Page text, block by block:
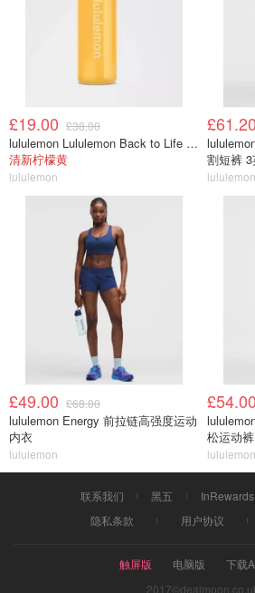
£19.00 £38.00
lululemon Lululemon Back to Life 运动水瓶 24oz 吸管盖
清新柠檬黄
lululemon
£61.20
割短裤
lululemon
£49.00 £68.00
lululemon Energy 前拉链高强度运动
内衣
lululemon
£54.00
松运动
lululemon
联系我们 黑五 InRewards
隐私条款
用户协议
触屏版 电脑版
下载